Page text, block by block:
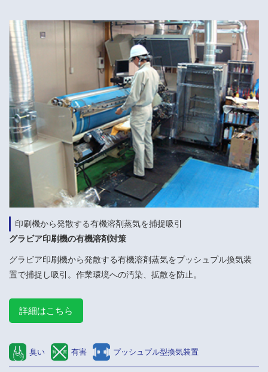
印刷機から発散する有機溶剤蒸気を捕捉吸引
グラビア印刷機の有機溶剤対策
グラビア印刷機から発散する有機溶剤蒸気をプッシュプル換気装
置で捕捉し吸引。作業環境への汚染、拡散を防止。
詳細はこちら
臭い 有害 プッシュプル型換気装置